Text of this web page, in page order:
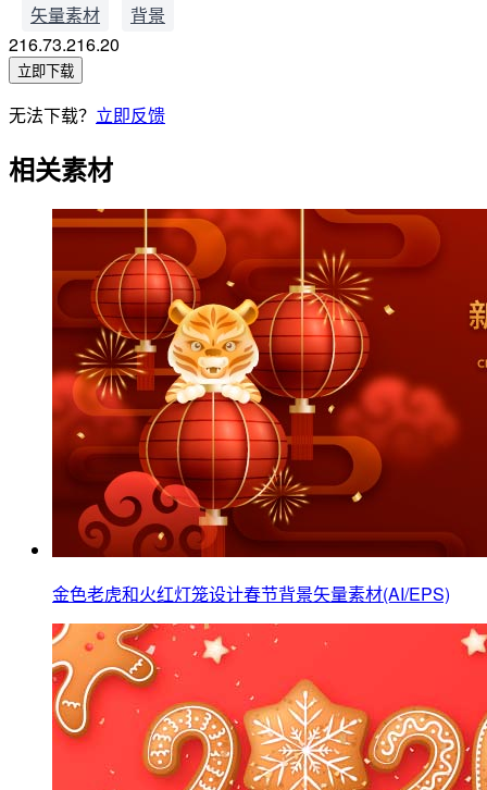
矢量素材
背景
216.73.216.20
立即下载
无法下载？ 立即反馈
相关素材
金色老虎和火红灯笼设计春节背景矢量素材(AI/EPS)